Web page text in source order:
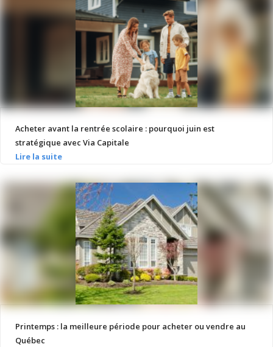
Acheter avant la rentrée scolaire : pourquoi juin est
stratégique avec Via Capitale
Printemps : la meilleure période pour acheter ou vendre au
Québec